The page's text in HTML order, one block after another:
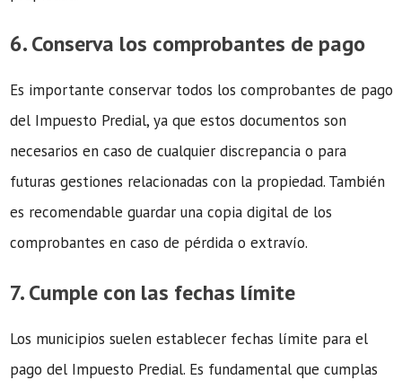
6. Conserva los comprobantes de pago
Es importante conservar todos los comprobantes de pago
del Impuesto Predial, ya que estos documentos son
necesarios en caso de cualquier discrepancia o para
futuras gestiones relacionadas con la propiedad. También
es recomendable guardar una copia digital de los
comprobantes en caso de pérdida o extravío.
7. Cumple con las fechas límite
Los municipios suelen establecer fechas límite para el
pago del Impuesto Predial. Es fundamental que cumplas